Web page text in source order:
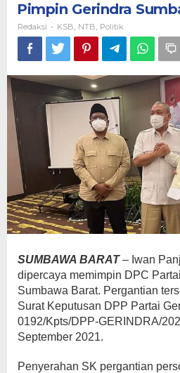
Pimpin Gerindra
Redaksi - KSB NTB Politik
SUMBAWA BARAT– Iwan
dipercaya memimpin DPC
Sumbawa Barat. Pergantian
Surat Keputusan DPP Partai
0192/Kpts/DPP-GERINDRA/
September 2021.
Penyerahan SK pergantian